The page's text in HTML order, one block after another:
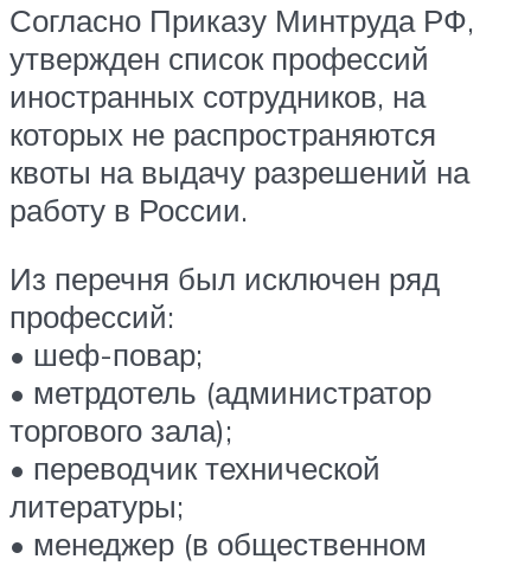
Согласно Приказу Минтруда РФ,
утвержден список профессий
иностранных сотрудников, на
которых не распространяются
квоты на выдачу разрешений на
работу в России.
Из перечня был исключен ряд
профессий:
• шеф-повар;
• метрдотель (администратор
торгового зала);
• переводчик технической
литературы;
• менеджер (в общественном